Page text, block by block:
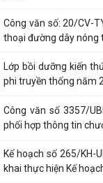
Công văn số: 20/CV-
thoại đường dây nóng
Lớp bồi dưỡng kiến
phi truyền thống năm
Công văn số 3357/
phối hợp thông tin
Kế hoạch số 265/KH-
khai thực hiện Kế